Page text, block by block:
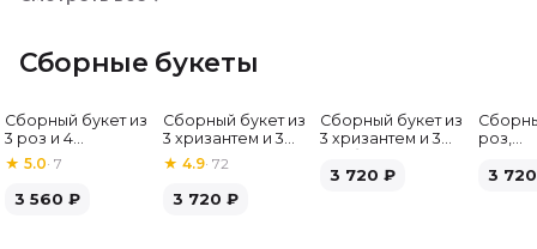
Сборные букеты
Сборный букет из
3 роз и 4
альстромерий
★ 5.0· 7
3 560 ₽
Хит
Сборный букет из
3 хризантем и 3
альстромерий
★ 4.9· 72
3 720 ₽
Сборный букет из
3 хризантем и 3
3 720 ₽
роз,
3 720